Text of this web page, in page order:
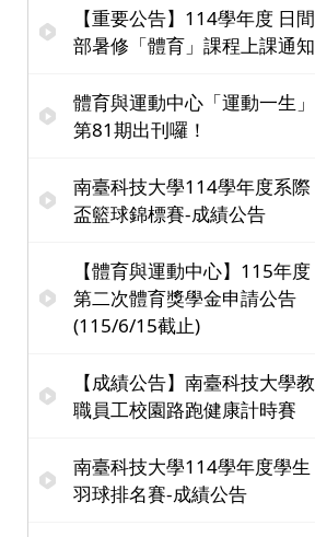
【重要公告】114學年度 日間
部暑修「體育」課程上課通知
體育與運動中心「運動一生」
第81期出刊囉！
南臺科技大學114學年度系際
盃籃球錦標賽-成績公告
【體育與運動中心】115年度
第二次體育獎學金申請公告
(115/6/15截止)
【成績公告】南臺科技大學教
職員工校園路跑健康計時賽
南臺科技大學114學年度學生
羽球排名賽-成績公告